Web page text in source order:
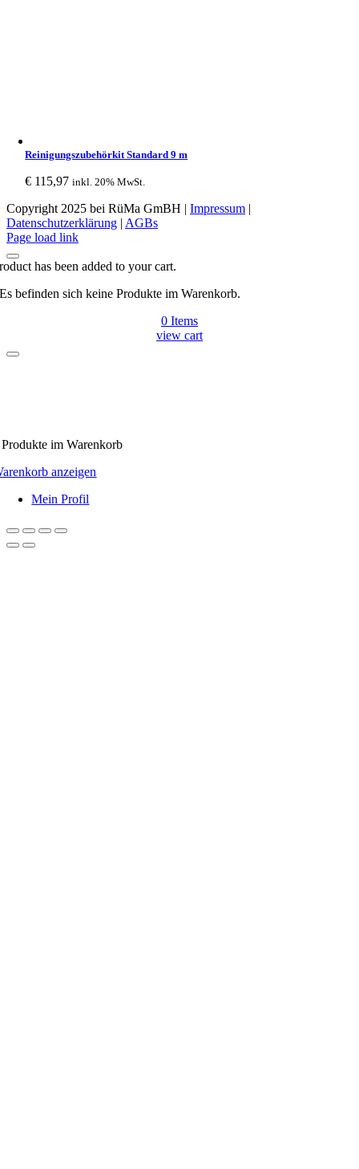
Reinigungszubehörkit Standard 9 m
€ 115,97 inkl. 20% MwSt.
Copyright 2025 bei RüMa GmBH | Impressum |
Datenschutzerklärung | AGBs
Facebook
Page load link
has been added to your cart.
Es befinden sich keine Produkte im Warenkorb.
0 Items
view cart
im Warenkorb
anzeigen
Mein Profil